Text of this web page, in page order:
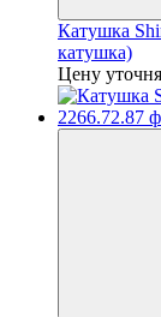
Катушка
катушка)
Цену